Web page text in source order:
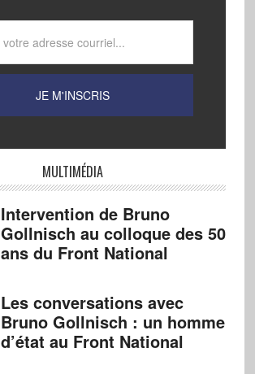
MULTIMÉDIA
Intervention de Bruno
Gollnisch au colloque des 50
ans du Front National
Les conversations avec
Bruno Gollnisch : un homme
d’état au Front National